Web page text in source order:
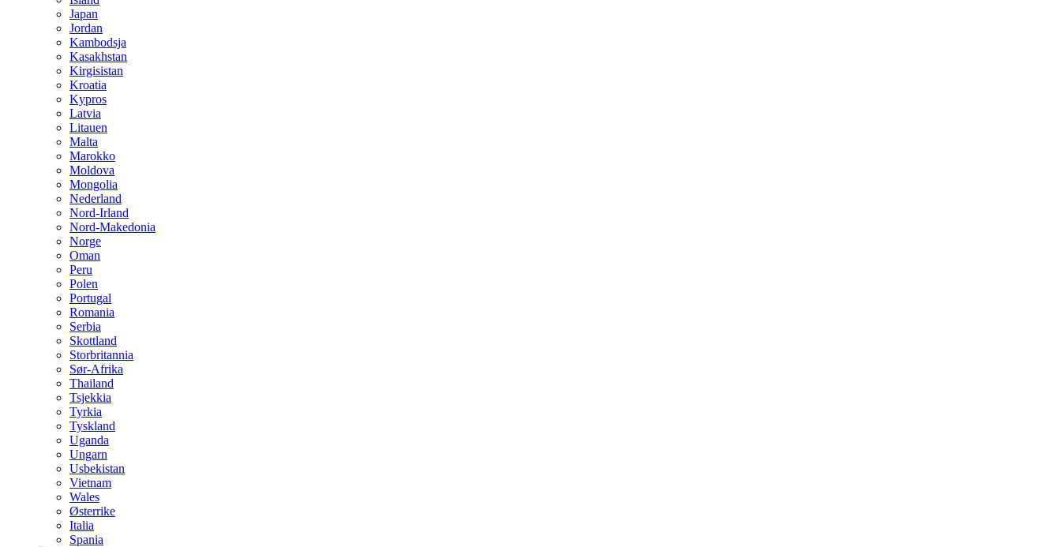
Japan
Jordan
Kambodsja
Kasakhstan
Kirgisistan
Kroatia
Kypros
Latvia
Litauen
Malta
Marokko
Moldova
Mongolia
Nederland
Nord-Irland
Nord-Makedonia
Norge
Oman
Peru
Polen
Portugal
Romania
Serbia
Skottland
Storbritannia
Sør-Afrika
Thailand
Tsjekkia
Tyrkia
Tyskland
Uganda
Ungarn
Usbekistan
Vietnam
Wales
Østerrike
Italia
Spania